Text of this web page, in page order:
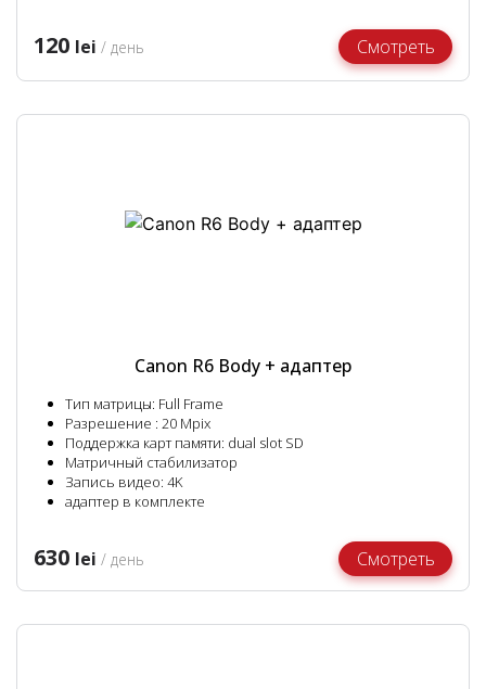
120 lei / день Смотреть
Canon R6 Body + адаптер
Тип матрицы: Full Frame
Разрешение : 20 Mpix
Поддержка карт памяти: dual slot SD
Матричный стабилизатор
Запись видео: 4K
адаптер в комплекте
630 lei / день Смотреть